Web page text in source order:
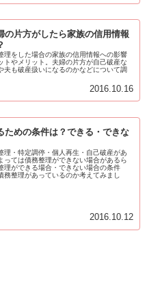
の片方がしたら家族の信用情報
理をした場合の家族の信用情報への影響
トやメリット。夫婦の片方が自己破産な
夫も破産扱いになるのかなどについて調
2016.10.16
ための条件は？できる・できな
理・特定調停・個人再生・自己破産があ
っては債務整理ができない場合があるら
理ができる場合・できない場合の条件
務整理があっているのか考えてみまし
2016.10.12